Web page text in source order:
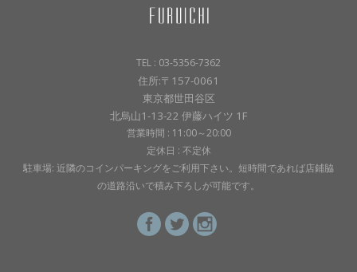
TEL : 03-5356-7362
住所:〒157-0061
東京都世田谷区
北烏山1-13-22 伊藤ハイツ 1F
営業時間 : 11:00～20:00
定休日 : 不定休
駐車場: 近隣のコインパーキングをご利用下さい。短時間であれば店鋪脇
の道路沿いで積み下ろしが可能です。